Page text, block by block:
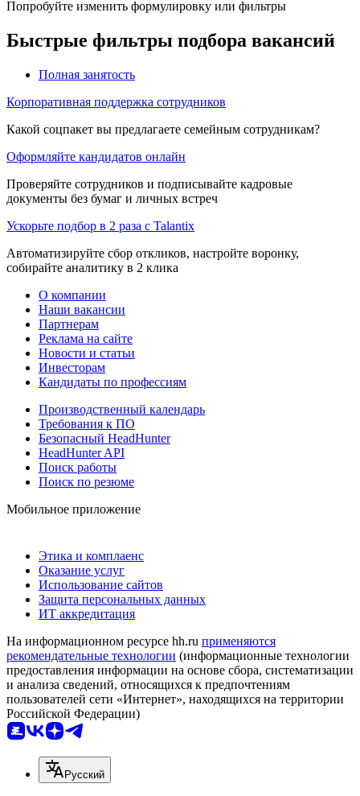
Попробуйте изменить формулировку или фильтры
Быстрые фильтры подбора вакансий
Полная занятость
Корпоративная поддержка сотрудников
Какой соцпакет вы предлагаете семейным сотрудникам?
Оформляйте кандидатов онлайн
Проверяйте сотрудников и подписывайте кадровые
документы без бумаг и личных встреч
Ускорьте подбор в 2 раза с Talantix
Автоматизируйте сбор откликов, настройте воронку,
собирайте аналитику в 2 клика
О компании
Наши вакансии
Партнерам
Реклама на сайте
Новости и статьи
Инвесторам
Кандидаты по профессиям
Производственный календарь
Требования к ПО
Безопасный HeadHunter
HeadHunter API
Поиск работы
Поиск по резюме
Мобильное приложение
Этика и комплаенс
Оказание услуг
Использование сайтов
Защита персональных данных
ИТ аккредитация
На информационном ресурсе hh.ru применяются
рекомендательные технологии (информационные технологии
предоставления информации на основе сбора, систематизации
и анализа сведений, относящихся к предпочтениям
пользователей сети «Интернет», находящихся на территории
Российской Федерации)
Русский